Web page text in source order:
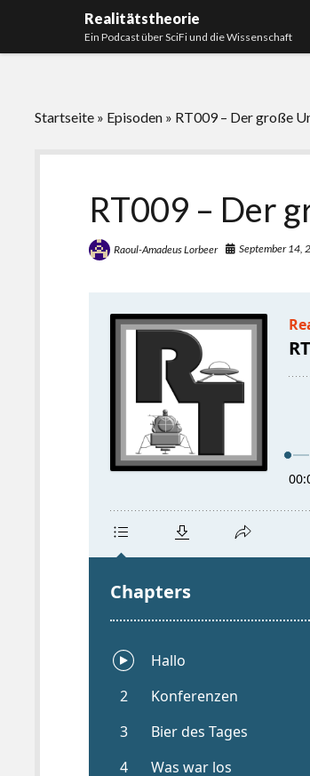
Realitätstheorie
Ein Podcast über SciFi und die Wissenschaft
Startseite » Episoden » RT009 – Der große
RT009 – Der
Raoul-Amadeus Lorbeer September 14,